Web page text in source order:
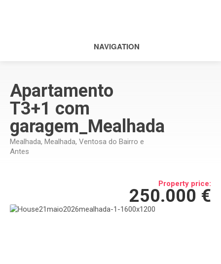
NAVIGATION
Apartamento
T3+1 com
garagem_Mealhada
Mealhada, Mealhada, Ventosa do Bairro e
Antes
Property price:
250.000 €